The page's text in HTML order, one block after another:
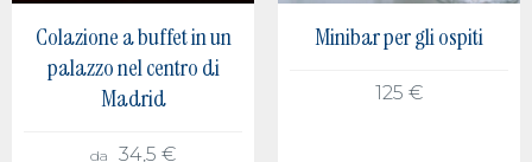
Colazione a buffet in un
palazzo nel centro di
Madrid
da
34,5 €
Minibar per gli ospiti
125 €